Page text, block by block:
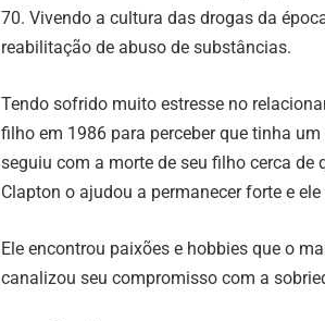
70. Vivendo a cultura das drogas da
reabilitação de abuso de substâncias.
Tendo sofrido muito estresse no
filho em 1986 para perceber que tinha
seguiu com a morte de seu filho cerca
Clapton o ajudou a permanecer forte e
Ele encontrou paixões e hobbies que o
canalizou seu compromisso com a